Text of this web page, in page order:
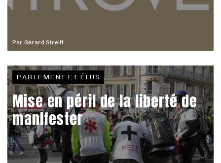
Par Gérard Streiff
PARLEMENT ET ÉLUS
Mise en péril de la liberté de
manifester